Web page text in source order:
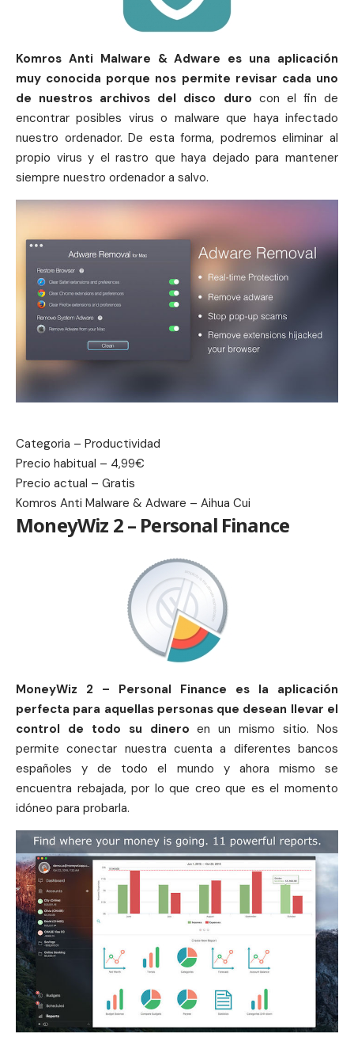
Komros Anti Malware & Adware es una aplicación
muy conocida porque nos permite revisar cada uno
de nuestros archivos del disco duro con el fin de
encontrar posibles virus o malware que haya infectado
nuestro ordenador. De esta forma, podremos eliminar al
propio virus y el rastro que haya dejado para mantener
siempre nuestro ordenador a salvo.
Categoria – Productividad
Precio habitual – 4,99€
Precio actual – Gratis
Komros Anti Malware & Adware – Aihua Cui
MoneyWiz 2 – Personal Finance
MoneyWiz 2 – Personal Finance es la aplicación
perfecta para aquellas personas que desean llevar el
control de todo su dinero en un mismo sitio. Nos
permite conectar nuestra cuenta a diferentes bancos
españoles y de todo el mundo y ahora mismo se
encuentra rebajada, por lo que creo que es el momento
idóneo para probarla.